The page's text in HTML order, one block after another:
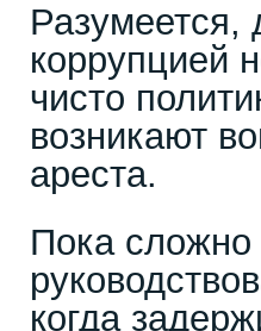
Разумеется,
коррупцией
чисто
возникают
ареста.
Пока
когда